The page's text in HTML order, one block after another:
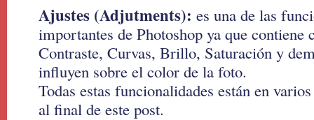
Ajustes (Adjutments): es una de las
importantes de Photoshop ya que contiene
Contraste, Curvas, Brillo, Saturación y
influyen sobre el color de la foto.
Todas estas funcionalidades están en
al final de este post.